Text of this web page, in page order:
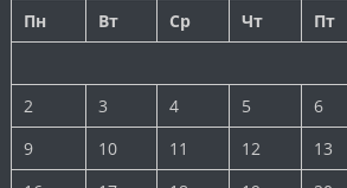
Пн
Вт Ср Чт Пт
2
3 4 5 6
9
10 11 12 13